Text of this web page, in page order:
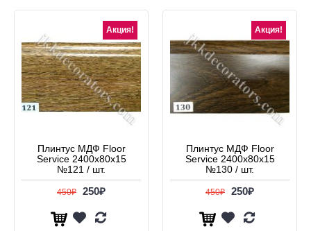
Акция!
Плинтус МДФ Floor
Service 2400x80x15
№121 / шт.
450₽ 250₽
Акция!
Плинтус МДФ Floor
Service 2400x80x15
№130 / шт.
450₽ 250₽